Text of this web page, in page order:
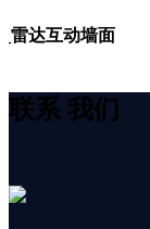
动墙面
联系 我们